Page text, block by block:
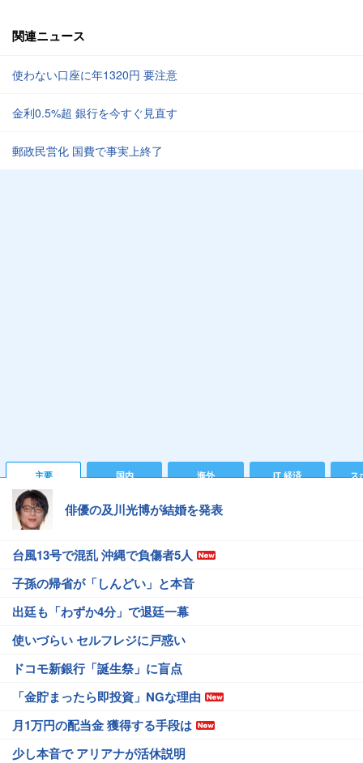
関連ニュース
使わない口座に年1320円 要注意
金利0.5%超 銀行を今すぐ見直す
郵政民営化 国費で事実上終了
主要 国内 海外 IT 経済 ス
俳優の及川光博が結婚を発表
台風13号で混乱 沖縄で負傷者5人
子孫の帰省が「しんどい」と本音
出廷も「わずか4分」で退廷一幕
使いづらい セルフレジに戸惑い
ドコモ新銀行「誕生祭」に盲点
「金貯まったら即投資」NGな理由
月1万円の配当金 獲得する手段は
少し本音で アリアナが活休説明